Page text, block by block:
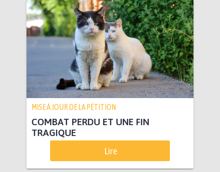
MISE À JOUR DE LA PÉTITION
COMBAT PERDU ET UNE FIN
TRAGIQUE
Lire